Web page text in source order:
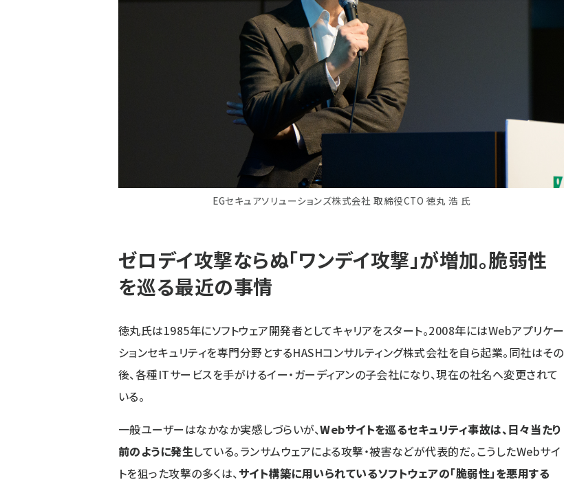
EGセキュアソリューションズ株式会社 取締役CTO 徳丸 浩 氏
ゼロデイ攻撃ならぬ「ワンデイ攻撃」が増加。脆弱性
を巡る最近の事情
徳丸氏は1985年にソフトウェア開発者としてキャリアをスタート。2008年にはWebアプリケー
ションセキュリティを専門分野とするHASHコンサルティング株式会社を自ら起業。同社はその
後、各種ITサービスを手がけるイー・ガーディアンの子会社になり、現在の社名へ変更されて
いる。
一般ユーザーはなかなか実感しづらいが、Webサイトを巡るセキュリティ事故は、日々当たり
前のように発生している。ランサムウェアによる攻撃・被害などが代表的だ。こうしたWebサイ
トを狙った攻撃の多くは、サイト構築に用いられているソフトウェアの「脆弱性」を悪用する